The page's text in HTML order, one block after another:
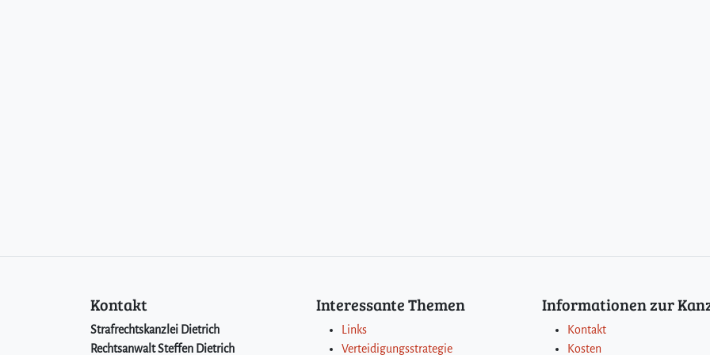
Kontakt
Strafrechtskanzlei Dietrich
Rechtsanwalt Steffen Dietrich
Interessante Themen
Links
Verteidigungsstrategie
Informationen zur
Kontakt
Kosten